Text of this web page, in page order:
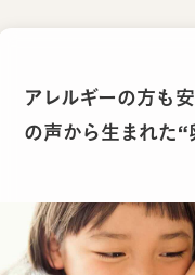
アレルギーの方も
の声から生まれた“